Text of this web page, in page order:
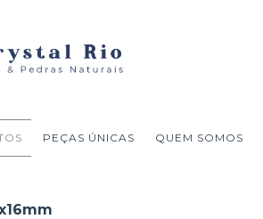
PEÇAS ÚNICAS QUEM SOMOS